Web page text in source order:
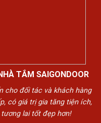
TẮM SAIGONDOOR
cho đối tác và khách hàng
có giá trị gia tăng tiện ích,
lai tốt đẹp hơn!